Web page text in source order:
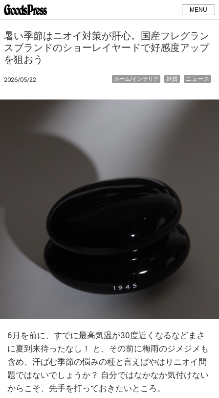
MENU
暑い季節はニオイ対策が肝心。国産フレグラン
スブランドのショーレイヤードで好感度アップ
を狙おう
2026/05/22 ニュース
雑貨
ホーム/インテリア
6月を前に、すでに最高気温が30度近くなるなどまさ
に夏到来待ったなし！ と、その前に梅雨のジメジメも
含め、汗ばむ季節の悩みの種と言えばやはりニオイ問
題ではないでしょうか？ 自分ではなかなか気付けない
からこそ、先手を打っておきたいところ。